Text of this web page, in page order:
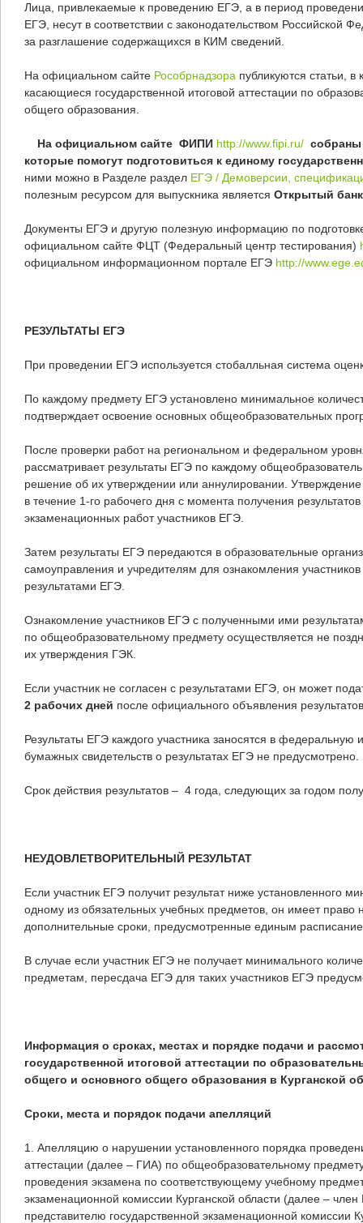
Лица, привлекаемые к проведению ЕГЭ, а в период
ЕГЭ, несут в соответствии с законодательством Российской
за разглашение содержащихся в КИМ сведений.
На официальном сайте Рособрнадзора публикуются статьи,
касающиеся государственной итоговой аттестации по
общего образования.
На официальном сайте ФИПИ http://www.fipi.ru/ собраны
которые помогут подготовиться к единому
ними можно в Разделе раздел ЕГЭ / Демоверсии,
полезным ресурсом для выпускника является Открытый
Документы ЕГЭ и другую полезную информацию по
официальном сайте ФЦТ (Федеральный центр тестирования)
официальном информационном портале ЕГЭ http://
РЕЗУЛЬТАТЫ ЕГЭ
При проведении ЕГЭ используется стобалльная система
По каждому предмету ЕГЭ установлено минимальное
подтверждает освоение основных общеобразовательных
После проверки работ на региональном и федеральном
рассматривает результаты ЕГЭ по каждому
решение об их утверждении или аннулировании.
в течение 1-го рабочего дня с момента получения
экзаменационных работ участников ЕГЭ.
Затем результаты ЕГЭ передаются в образовательные
самоуправления и учредителям для ознакомления
результатами ЕГЭ.
Ознакомление участников ЕГЭ с полученными ими
по общеобразовательному предмету осуществляется не
их утверждения ГЭК.
Если участник не согласен с результатами ЕГЭ, он может
2 рабочих дней после официального объявления
Результаты ЕГЭ каждого участника заносятся в
бумажных свидетельств о результатах ЕГЭ не предусмотрено.
Срок действия результатов – 4 года, следующих за годом
НЕУДОВЛЕТВОРИТЕЛЬНЫЙ РЕЗУЛЬТАТ
Если участник ЕГЭ получит результат ниже установленного
одному из обязательных учебных предметов, он имеет право
дополнительные сроки, предусмотренные единым
В случае если участник ЕГЭ не получает минимального
предметам, пересдача ЕГЭ для таких участников ЕГЭ
Информация о сроках, местах и порядке подачи и
государственной итоговой аттестации по
общего и основного общего образования в Курганской
Сроки, места и порядок подачи апелляций
1. Апелляцию о нарушении установленного порядка
аттестации (далее – ГИА) по общеобразовательному
проведения экзамена по соответствующему учебному
экзаменационной комиссии Курганской области (далее –
представителю государственной экзаменационной комиссии